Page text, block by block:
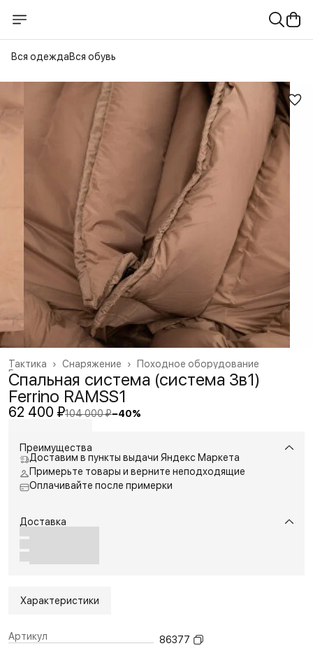
Вся одеждаВся обувь
Походное оборудование
Снаряжение ›
Тактика
›
Главная
Спальная система (система 3в1)
Ferrino RAMSS1
62 400 ₽104 000 ₽−40%
Преимущества
Доставим в пункты выдачи Яндекс Маркета
Примерьте товары и верните неподходящие
Оплачивайте после примерки
Доставка
Характеристики
Артикул
86377